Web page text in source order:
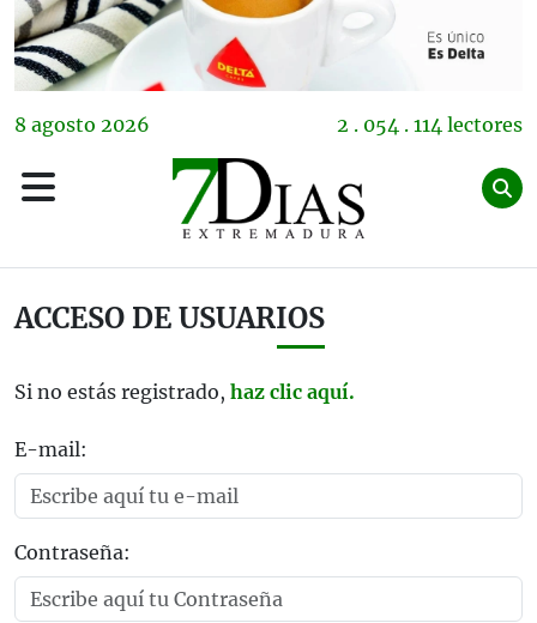
8 agosto 2026 2 . 054 . 114 lectores
ACCESO DE USUARIOS
Si no estás registrado, haz clic aquí.
E-mail:
Contraseña: